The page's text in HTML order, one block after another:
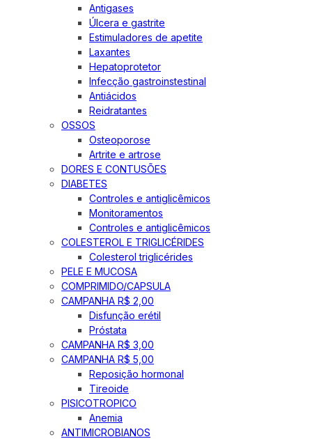
Antigases
Úlcera e gastrite
Estimuladores de apetite
Laxantes
Hepatoprotetor
Infecção gastroinstestinal
Antiácidos
Reidratantes
OSSOS
Osteoporose
Artrite e artrose
DORES E CONTUSÕES
DIABETES
Controles e antiglicêmicos
Monitoramentos
Controles e antiglicêmicos
COLESTEROL E TRIGLICÉRIDES
Colesterol triglicérides
PELE E MUCOSA
COMPRIMIDO/CAPSULA
CAMPANHA R$ 2,00
Disfunção erétil
Próstata
CAMPANHA R$ 3,00
CAMPANHA R$ 5,00
Reposição hormonal
Tireoide
PISICOTROPICO
Anemia
ANTIMICROBIANOS